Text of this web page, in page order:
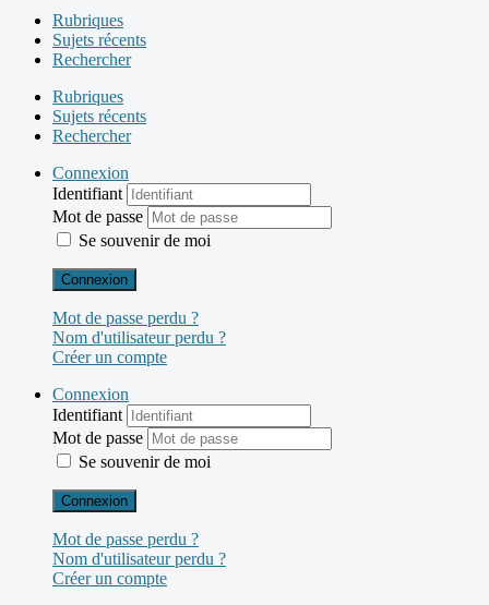
Rubriques
Sujets récents
Rechercher
Rubriques
Sujets récents
Rechercher
Connexion
Identifiant
Mot de passe
Se souvenir de moi
Connexion
Mot de passe perdu ?
Nom d'utilisateur perdu ?
Créer un compte
Connexion
Identifiant
Mot de passe
Se souvenir de moi
Connexion
Mot de passe perdu ?
Nom d'utilisateur perdu ?
Créer un compte